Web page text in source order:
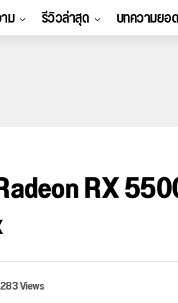
ม รีวิวล่าสุด บทความยอ
RX
Views